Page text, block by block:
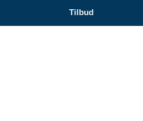
Tilbud